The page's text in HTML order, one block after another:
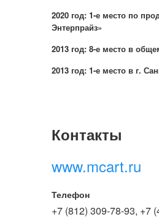
2020 год: 1-е место по
Энтерпрайз»
2013 год: 8-е место в
2013 год: 1-е место в г.
Контакты
www.mcart.ru
Телефон
+7 (812) 309-78-93, +7